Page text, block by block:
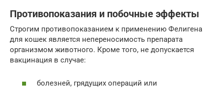
Противопоказания и побочные эффекты
Строгим противопоказанием к применению Фелигена
для кошек является непереносимость препарата
организмом животного. Кроме того, не допускается
вакцинация в случае:
болезней, грядущих операций или